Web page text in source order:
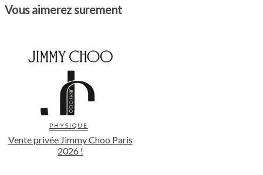
Vous aimerez surement
PHYSIQUE
Vente privée Jimmy Choo Paris
2026 !